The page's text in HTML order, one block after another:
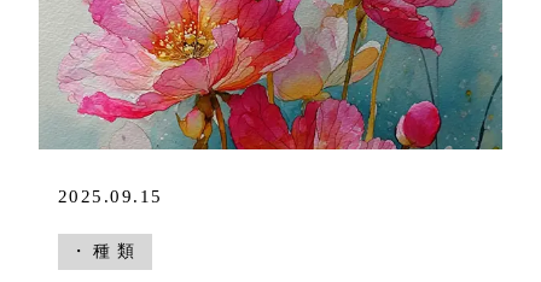
2025.09.15
・種類